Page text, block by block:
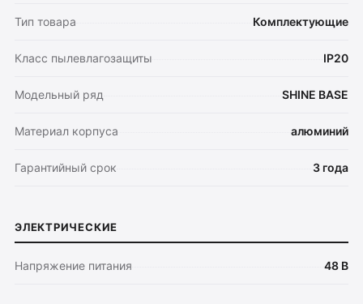
Тип товара Комплектующие
Класс пылевлагозащиты IP20
Модельный ряд SHINE BASE
Материал корпуса алюминий
Гарантийный срок 3 года
ЭЛЕКТРИЧЕСКИЕ
Напряжение питания 48 В